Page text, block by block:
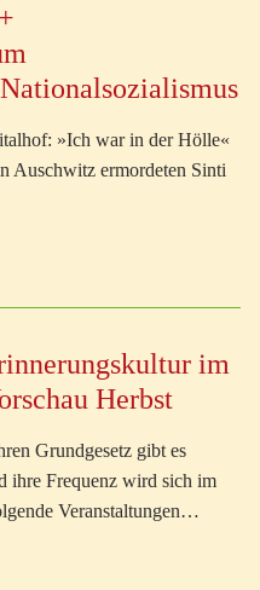
»Ich war in der Hölle«
Auschwitz ermordeten Sinti
im
Herbst
Grundgesetz gibt es
ihre Frequenz wird sich im
Veranstaltungen…